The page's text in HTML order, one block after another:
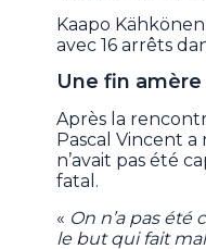
Kaapo
avec 16 arrêts
Une fin amère
Après la
Pascal Vincent
n’avait pas été
fatal.
« On n’a pas été
le but qui fait